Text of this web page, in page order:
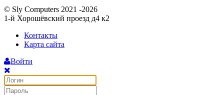
© Sly Computers 2021 -2026
1-й Хорошёвский проезд д4 к2
Контакты
Карта сайта
Войти